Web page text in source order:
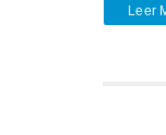
Leer